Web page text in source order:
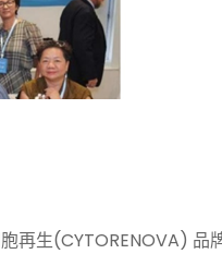
再生(CYTORENOVA)